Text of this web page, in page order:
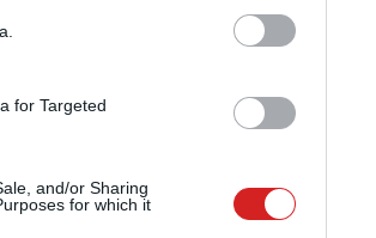
for Targeted
and/or Sharing
for which it
nincs mitől
ellátott,
ami júniushoz
mintegy 6%-kal
valószínűleg